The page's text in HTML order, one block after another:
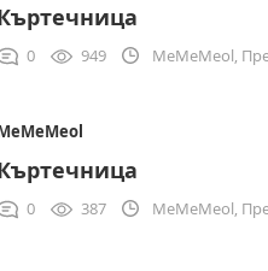
0 949 MeMeMeol,
0 387 MeMeMeol,